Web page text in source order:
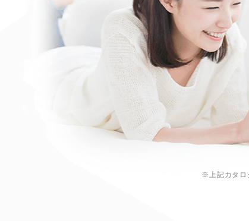
※上記カタロ